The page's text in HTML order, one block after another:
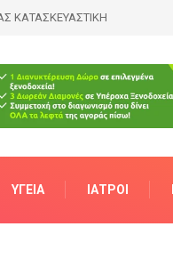
ΚΑΤΑΣΚΕΥΑΣΤΙΚΗ
ΥΓΕΊΑ ΙΑΤΡΟΊ